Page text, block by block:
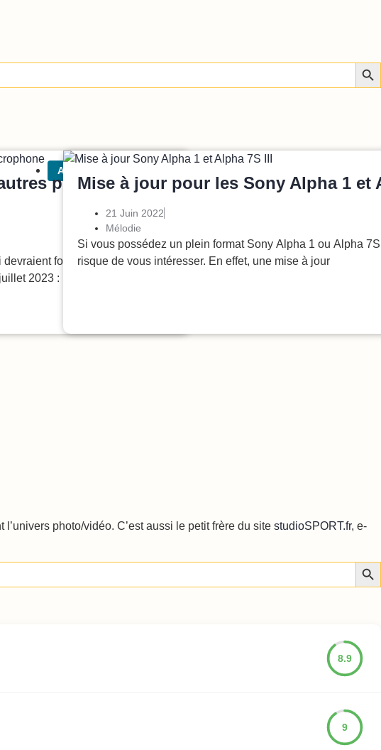
Actus
produits
fortement intéresser la
2023 : un nouvel
Mise à jour pour les Sony Alpha 1 et
21 Juin 2022
Mélodie
Si vous possédez un plein format Sony Alpha 1 ou Alpha
risque de vous intéresser. En effet, une mise à jour
photo/vidéo. C’est aussi le petit frère du site studioSPORT.fr, e-
8.9
9